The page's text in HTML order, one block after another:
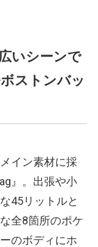
いシーンで
ストンバッ
イン素材に採
』。出張や小
45リットルと
全8箇所のポケ
のボディにホ